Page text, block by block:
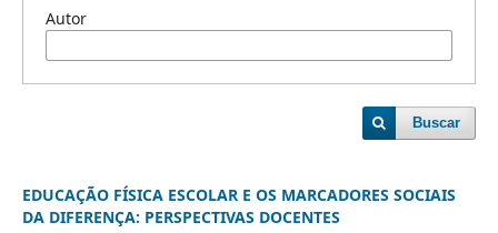
Autor
Buscar
EDUCAÇÃO FÍSICA ESCOLAR E OS MARCADORES SOCIAIS
DA DIFERENÇA: PERSPECTIVAS DOCENTES